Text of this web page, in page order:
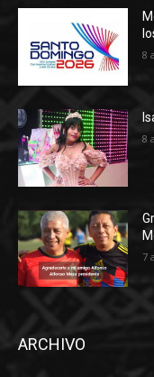
8
8
7
ARCHIVO